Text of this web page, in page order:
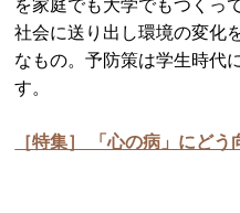
を家庭でも大学でもつくっ
社会に送り出し環境の変化
なもの。予防策は学生時代
す。
［特集］ 「心の病」にど